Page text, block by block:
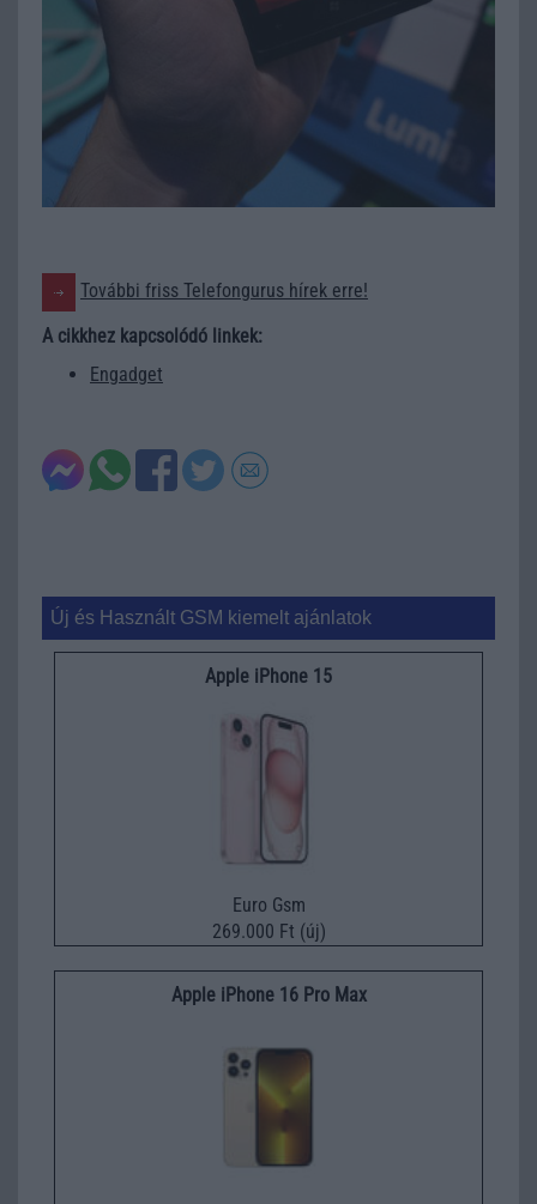
További friss Telefongurus hírek erre!
A cikkhez kapcsolódó linkek:
Engadget
Új és Használt GSM kiemelt ajánlatok
Apple iPhone 15
Euro Gsm
269.000 Ft (új)
Apple iPhone 16 Pro Max